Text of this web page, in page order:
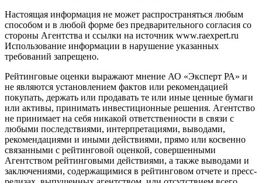
Настоящая информация не может распространяться любым
способом и в любой форме без предварительного согласия со
стороны Агентства и ссылки на источник www.raexpert.ru
Использование информации в нарушение указанных
требований запрещено.
Рейтинговые оценки выражают мнение АО «Эксперт РА» и
не являются установлением фактов или рекомендацией
покупать, держать или продавать те или иные ценные бумаги
или активы, принимать инвестиционные решения. Агентство
не принимает на себя никакой ответственности в связи с
любыми последствиями, интерпретациями, выводами,
рекомендациями и иными действиями, прямо или косвенно
связанными с рейтинговой оценкой, совершенными
Агентством рейтинговыми действиями, а также выводами и
заключениями, содержащимися в рейтинговом отчете и пресс-